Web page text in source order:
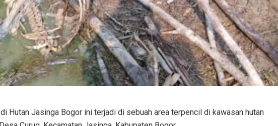
Hutan Jasinga Bogor ini terjadi di sebuah area terpencil di kawasan hutan